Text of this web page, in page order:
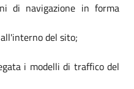
di navigazione in forma
del sito;
i modelli di traffico del